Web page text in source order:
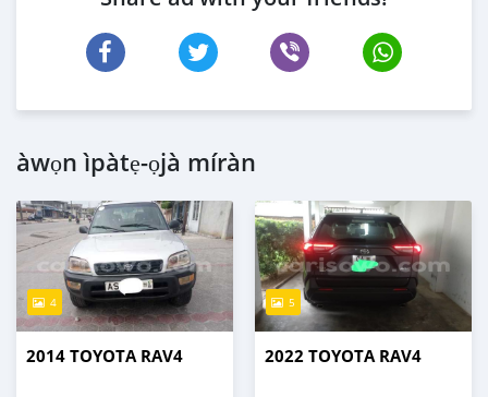
àwọn ìpàtẹ-ọjà míràn
4
2014 TOYOTA RAV4
5
2022 TOYOTA RAV4